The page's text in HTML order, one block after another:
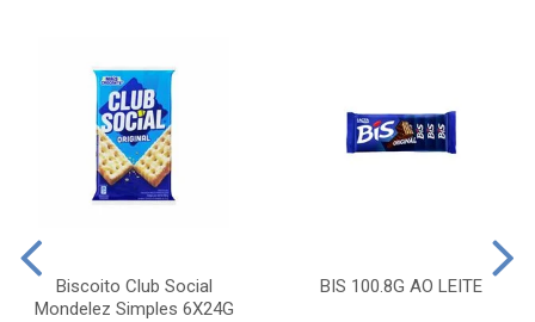
Biscoito Club Social
Mondelez Simples 6X24G
BIS 100.8G AO LEITE